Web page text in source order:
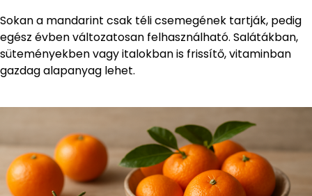
Sokan a mandarint csak téli csemegének tartják, pedig
egész évben változatosan felhasználható. Salátákban,
süteményekben vagy italokban is frissítő, vitaminban
gazdag alapanyag lehet.